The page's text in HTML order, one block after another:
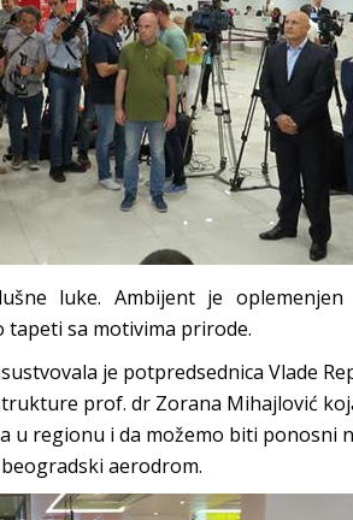
luke. Ambijent je
tapeti sa motivima prirode.
je potpredsednica Vlade
prof. dr Zorana Mihajlović
u regionu i da možemo biti ponosni
aerodrom.